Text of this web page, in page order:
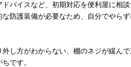
バイスなど、初期対応を便利屋に相
防護装備が必要なため、自分でやら
し方がわからない、棚のネジが緩ん
です。